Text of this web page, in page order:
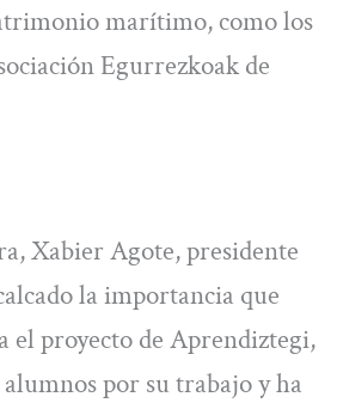
marítimo, como los
Egurrezkoak de
Xabier Agote, presidente
la importancia que
el proyecto de Aprendiztegi,
por su trabajo y ha